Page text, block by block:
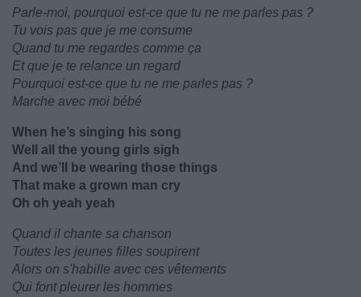
Parle-moi, pourquoi est-ce que tu ne me parles pas ?
Tu vois pas que je me consume
Quand tu me regardes comme ça
Et que je te relance un regard
Pourquoi est-ce que tu ne me parles pas ?
Marche avec moi bébé
When he’s singing his song
Well all the young girls sigh
And we’ll be wearing those things
That make a grown man cry
Oh oh yeah yeah
Quand il chante sa chanson
Toutes les jeunes filles soupirent
Alors on s'habille avec ces vêtements
Qui font pleurer les hommes